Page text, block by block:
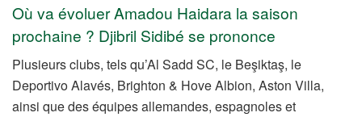
Où va évoluer Amadou Haidara la saison
prochaine ? Djibril Sidibé se prononce
Plusieurs clubs, tels qu’Al Sadd SC, le Beşiktaş, le
Deportivo Alavés, Brighton & Hove Albion, Aston Villa,
ainsi que des équipes allemandes, espagnoles et